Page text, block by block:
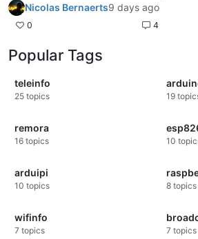
Nicolas Bernaerts9 days ago
0 4
Popular Tags
teleinfo
25 topics 19
remora
16 topics 10
arduipi
10 topics 8 topics
wifinfo
7 topics 7 topics